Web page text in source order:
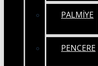
PALMİYE
PENCERE